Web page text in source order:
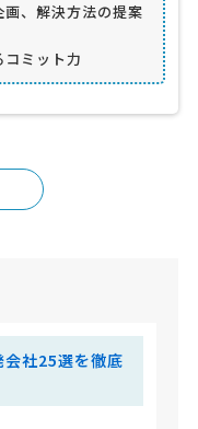
、解決方法の提案
ミット力
社25選を徹底